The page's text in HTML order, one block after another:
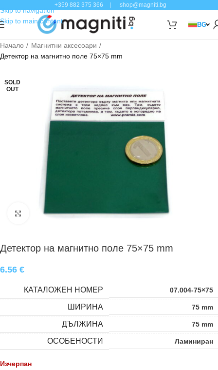
Skip to navigation
Skip to main content
+359 882 375 366 shop@magniti.bg
BG
Начало
Магнитни аксесоари
Детектор на магнитно поле 75×75 mm
SOLD
OUT
Click to enlarge
Детектор на магнитно поле 75×75 mm
6.56 €
КАТАЛОЖЕН НОМЕР 07.004-75×75
ШИРИНА 75 mm
ДЪЛЖИНА 75 mm
ОСОБЕНОСТИ Ламиниран
Изчерпан